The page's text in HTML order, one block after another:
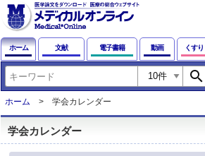
ホーム 文献 電子書籍 動画 くすり
search
ホーム 学会カレンダー
学会カレンダー